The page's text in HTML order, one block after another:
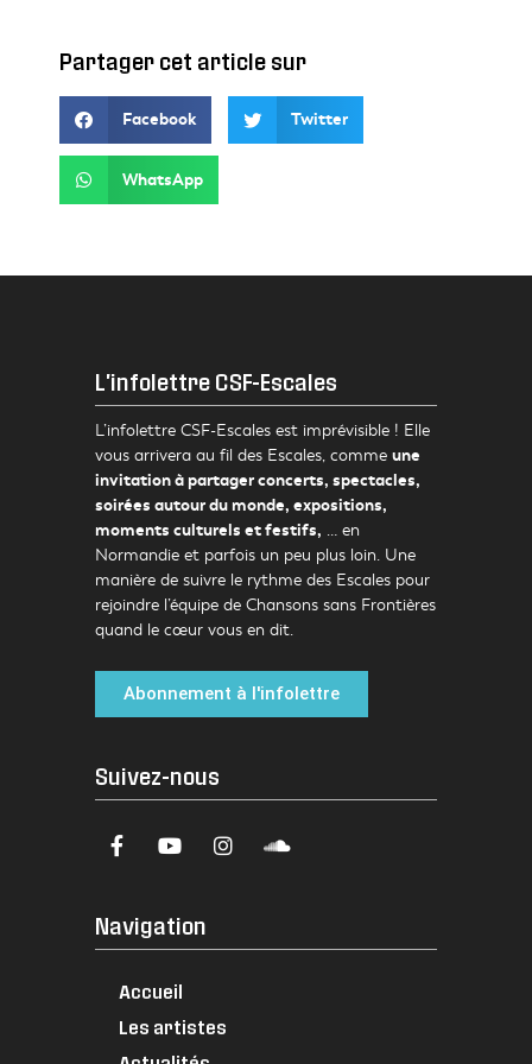
Partager cet article sur
Facebook Twitter
WhatsApp
L'infolettre CSF-Escales
L’infolettre CSF-Escales est imprévisible ! Elle
vous arrivera au fil des Escales, comme une
invitation à partager concerts, spectacles,
soirées autour du monde, expositions,
moments culturels et festifs, … en
Normandie et parfois un peu plus loin. Une
manière de suivre le rythme des Escales pour
rejoindre l’équipe de Chansons sans Frontières
quand le cœur vous en dit.
Abonnement à l'infolettre
Suivez-nous
Navigation
Accueil
Les artistes